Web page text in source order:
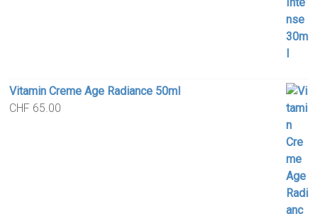
Vitamin Creme Age Radiance 50ml
CHF 65.00